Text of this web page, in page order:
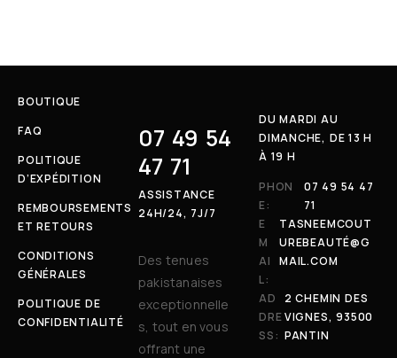
BOUTIQUE
FAQ
POLITIQUE
D’EXPÉDITION
REMBOURSEMENTS
ET RETOURS
CONDITIONS
GÉNÉRALES
POLITIQUE DE
CONFIDENTIALITÉ
07 49 54
47 71
ASSISTANCE
24H/24, 7J/7
Des tenues
pakistanaises
exceptionnelle
s, tout en vous
offrant une
DU MARDI AU
DIMANCHE, DE 13 H
À 19 H
PHON
E:
07 49 54 47
71
E
M
AI
L:
TASNEEMCOUT
UREBEAUTÉ@G
MAIL.COM
AD
DRE
SS:
2 CHEMIN DES
VIGNES, 93500
PANTIN